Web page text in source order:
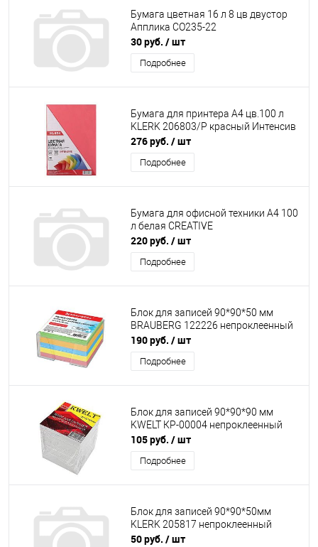
Бумага цветная 16 л 8 цв двустор
Апплика СО235-22
30 руб. / шт
Подробнее
Бумага для принтера А4 цв.100 л
KLERK 206803/Р красный Интенсив
276 руб. / шт
Подробнее
Бумага для офисной техники А4 100
л белая CREATIVE
220 руб. / шт
Подробнее
Блок для записей 90*90*50 мм
BRAUBERG 122226 непроклеенный
190 руб. / шт
Подробнее
Блок для записей 90*90*90 мм
KWELT КР-00004 непроклеенный
105 руб. / шт
Подробнее
Блок для записей 90*90*50мм
KLERK 205817 непроклеенный
50 руб. / шт